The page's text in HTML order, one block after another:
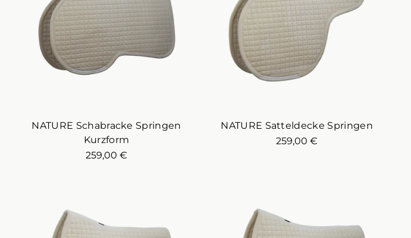
NATURE Schabracke Springen
Kurzform
259,00 €
NATURE Satteldecke Springen
259,00 €